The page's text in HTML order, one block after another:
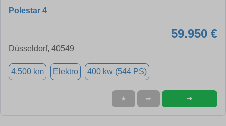
Polestar 4
59.950 €
Düsseldorf, 40549
4.500 km Elektro 400 kw (544 PS)
★ ➦ ➜